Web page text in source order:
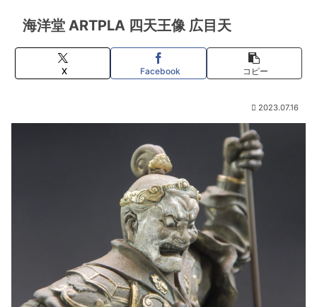
海洋堂 ARTPLA 四天王像 広目天
X Facebook コピー
2023.07.16